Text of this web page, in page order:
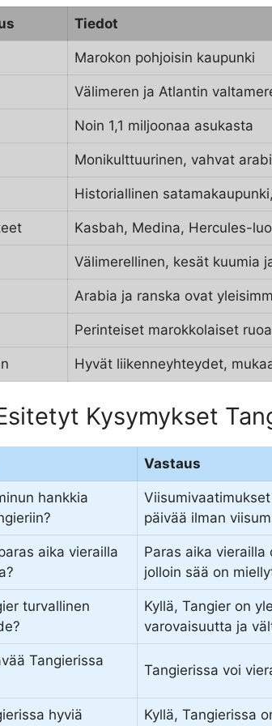
Tiedot
Marokon pohjoisin kaupunki
Välimeren ja Atlantin
Noin 1,1 miljoonaa asukasta
Monikulttuurinen, vahvat
Historiallinen
Kasbah, Medina, Hercules-
Välimerellinen, kesät kuumia
Arabia ja ranska ovat
Perinteiset marokkolaiset
Hyvät liikenneyhteydet,
Kysymykset
Vastaus
hankkia
päivää ilman
aika vierailla
Paras aika
jolloin sää on
turvallinen
Kyllä, Tangier on
varovaisuutta ja
Tangierissa
Tangierissa voi
hyviä Kyllä, Tangierissa